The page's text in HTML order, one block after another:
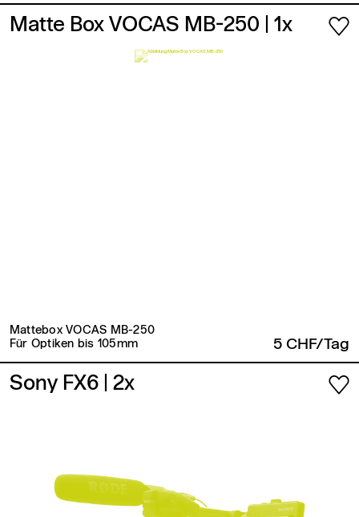
Matte Box VOCAS MB-250 | 1x
Mattebox VOCAS MB-250
Für Optiken bis 105mm
5 CHF/Tag
Sony FX6 | 2x